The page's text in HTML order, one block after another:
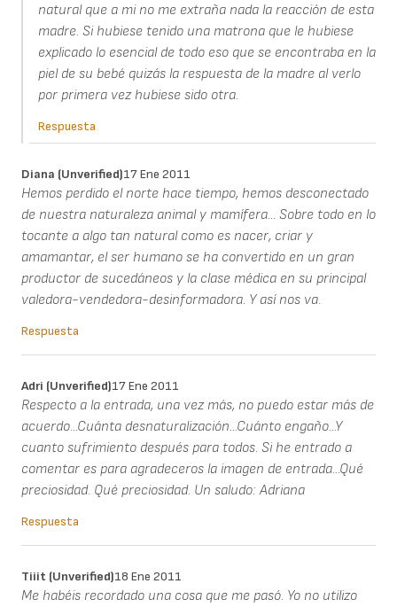
natural que a mi no me extraña nada la reacción de esta
madre. Si hubiese tenido una matrona que le hubiese
explicado lo esencial de todo eso que se encontraba en la
piel de su bebé quizás la respuesta de la madre al verlo
por primera vez hubiese sido otra.
Respuesta
Diana (unverified)17 Ene 2011
Hemos perdido el norte hace tiempo, hemos desconectado
de nuestra naturaleza animal y mamífera... Sobre todo en lo
tocante a algo tan natural como es nacer, criar y
amamantar, el ser humano se ha convertido en un gran
productor de sucedáneos y la clase médica en su principal
valedora-vendedora-desinformadora. Y así nos va.
Respuesta
Adri (unverified)17 Ene 2011
Respecto a la entrada, una vez más, no puedo estar más de
acuerdo...Cuánta desnaturalización...Cuánto engaño...Y
cuanto sufrimiento después para todos. Si he entrado a
comentar es para agradeceros la imagen de entrada...Qué
preciosidad. Qué preciosidad. Un saludo: Adriana
Respuesta
Tiiit (unverified)18 Ene 2011
Me habéis recordado una cosa que me pasó. Yo no utilizo